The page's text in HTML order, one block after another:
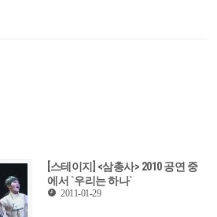
[스테이지] <삼총사> 2010 공연 중
에서 `우리는 하나`
2011-01-29